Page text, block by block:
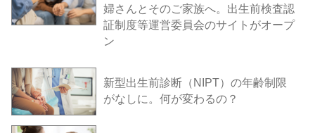
婦さんとそのご家族へ。出生前検査認
証制度等運営委員会のサイトがオープ
ン
新型出生前診断（NIPT）の年齢制限
がなしに。何が変わるの？